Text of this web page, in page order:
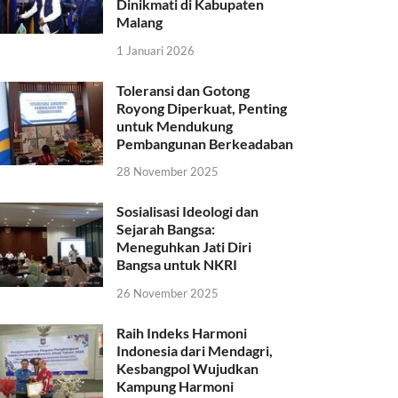
Dinikmati di Kabupaten
Malang
1 Januari 2026
Toleransi dan Gotong
Royong Diperkuat, Penting
untuk Mendukung
Pembangunan Berkeadaban
28 November 2025
Sosialisasi Ideologi dan
Sejarah Bangsa:
Meneguhkan Jati Diri
Bangsa untuk NKRI
26 November 2025
Raih Indeks Harmoni
Indonesia dari Mendagri,
Kesbangpol Wujudkan
Kampung Harmoni